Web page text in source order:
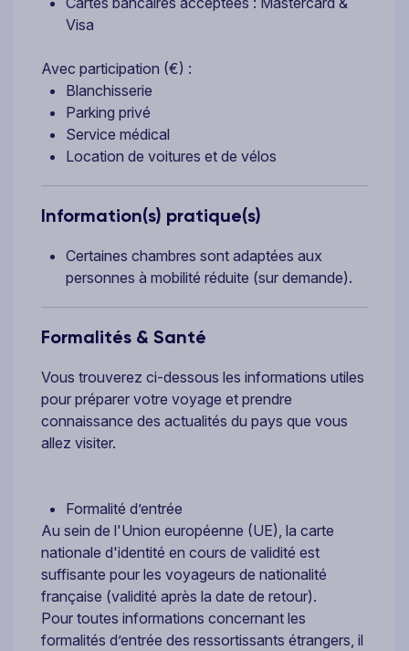
Visa
Avec participation (€) :
Blanchisserie
Parking privé
Service médical
Location de voitures et de vélos
Information(s) pratique(s)
Certaines chambres sont adaptées aux
personnes à mobilité réduite (sur demande).
Formalités & Santé
Vous trouverez ci-dessous les informations utiles
pour préparer votre voyage et prendre
connaissance des actualités du pays que vous
allez visiter.
Formalité d’entrée
Au sein de l'Union européenne (UE), la carte
nationale d'identité en cours de validité est
suffisante pour les voyageurs de nationalité
française (validité après la date de retour).
Pour toutes informations concernant les
formalités d’entrée des ressortissants étrangers, il